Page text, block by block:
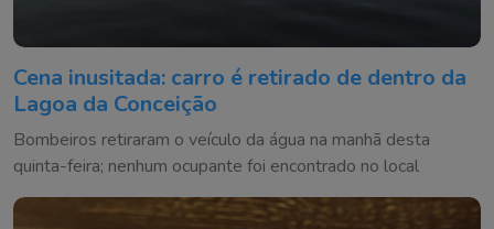
Cena inusitada: carro é retirado de dentro da
Lagoa da Conceição
Bombeiros retiraram o veículo da água na manhã desta
quinta-feira; nenhum ocupante foi encontrado no local